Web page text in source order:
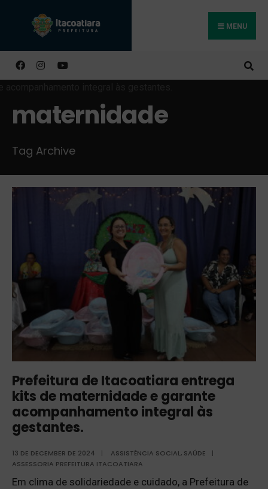
MENU
maternidade
Tag Archive
Prefeitura de Itacoatiara entrega
kits de maternidade e garante
acompanhamento integral às
gestantes.
13 DE DECEMBER DE 2024 | ASSISTÊNCIA SOCIAL, SAÚDE
|
ASSESSORIA PREFEITURA ITACOATIARA
Em clima de solidariedade e cuidado, a Prefeitura de
Buscar